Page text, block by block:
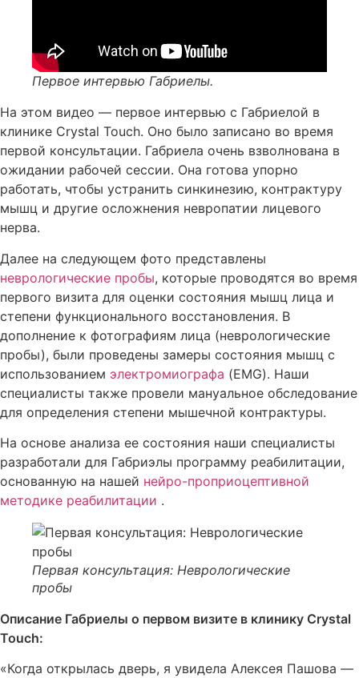
Первое интервью Габриелы.
На этом видео — первое интервью с Габриелой в
клинике Crystal Touch. Оно было записано во время
первой консультации. Габриела очень взволнована в
ожидании рабочей сессии. Она готова упорно
работать, чтобы устранить синкинезию, контрактуру
мышц и другие осложнения невропатии лицевого
нерва.
Далее на следующем фото представлены
неврологические пробы, которые проводятся во время
первого визита для оценки состояния мышц лица и
степени функционального восстановления. В
дополнение к фотографиям лица (неврологические
пробы), были проведены замеры состояния мышц с
использованием электромиографа (EMG). Наши
специалисты также провели мануальное обследование
для определения степени мышечной контрактуры.
На основе анализа ее состояния наши специалисты
разработали для Габриэлы программу реабилитации,
основанную на нашей нейро-проприоцептивной
методике реабилитации .
Первая консультация: Неврологические
пробы
Описание Габриелы о первом визите в клинику Crystal
Touch:
«Когда открылась дверь, я увидела Алексея Пашова —